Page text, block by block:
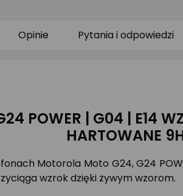
Opinie Pytania i odpowiedzi
POWER | G04 | E14
HARTOWANE
Motorola Moto G24, G24
wzrok dzięki żywym wzorom.